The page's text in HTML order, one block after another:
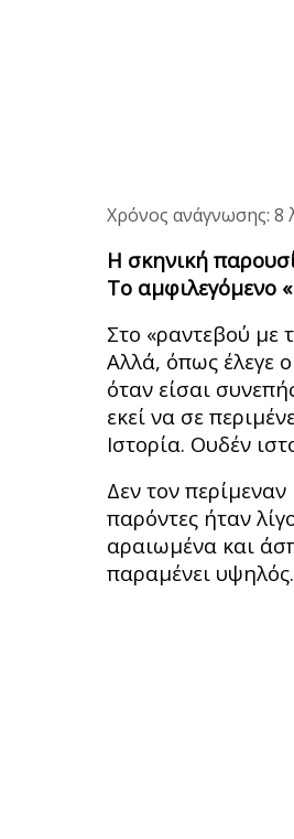
Χρόνος ανάγνωσης: 8
Η σκηνική
Το αμφιλεγόμενο
Στο «ραντεβού με
Αλλά, όπως έλεγε
όταν είσαι
εκεί να σε
Ιστορία. Ουδέν
Δεν τον
παρόντες ήταν
αραιωμένα και
παραμένει υψηλός.